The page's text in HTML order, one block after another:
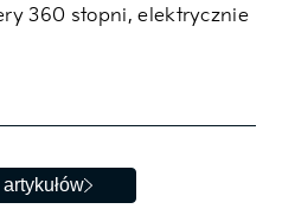
360 stopni, elektrycznie